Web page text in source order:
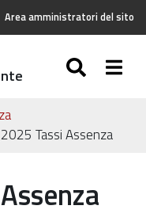
Area amministratori del sito
Tassi Assenza